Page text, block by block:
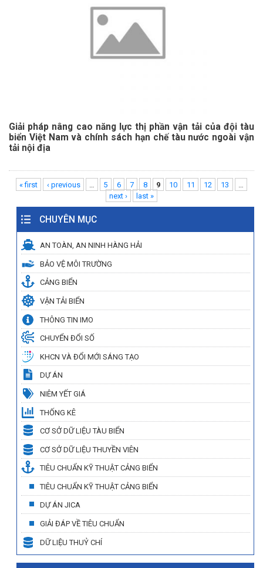
Giải pháp nâng cao năng lực thị phần vận tải của đội tàu
biển Việt Nam và chính sách hạn chế tàu nước ngoài vận
tải nội địa
Pages
« first ‹ previous 5 6 7 8 9 10 11 12 13
next ›
last »
CHUYÊN MỤC
AN TOÀN, AN NINH HÀNG HẢI
BẢO VỆ MÔI TRƯỜNG
CẢNG BIỂN
VẬN TẢI BIỂN
THÔNG TIN IMO
CHUYỂN ĐỔI SỐ
KHCN VÀ ĐỔI MỚI SÁNG TẠO
DỰ ÁN
NIÊM YẾT GIÁ
THỐNG KÊ
CƠ SỞ DỮ LIỆU TÀU BIỂN
CƠ SỞ DỮ LIỆU THUYỀN VIÊN
TIÊU CHUẨN KỸ THUẬT CẢNG BIỂN
TIÊU CHUẨN KỸ THUẬT CẢNG BIỂN
DỰ ÁN JICA
GIẢI ĐÁP VỀ TIÊU CHUẨN
DỮ LIỆU THUỶ CHÍ